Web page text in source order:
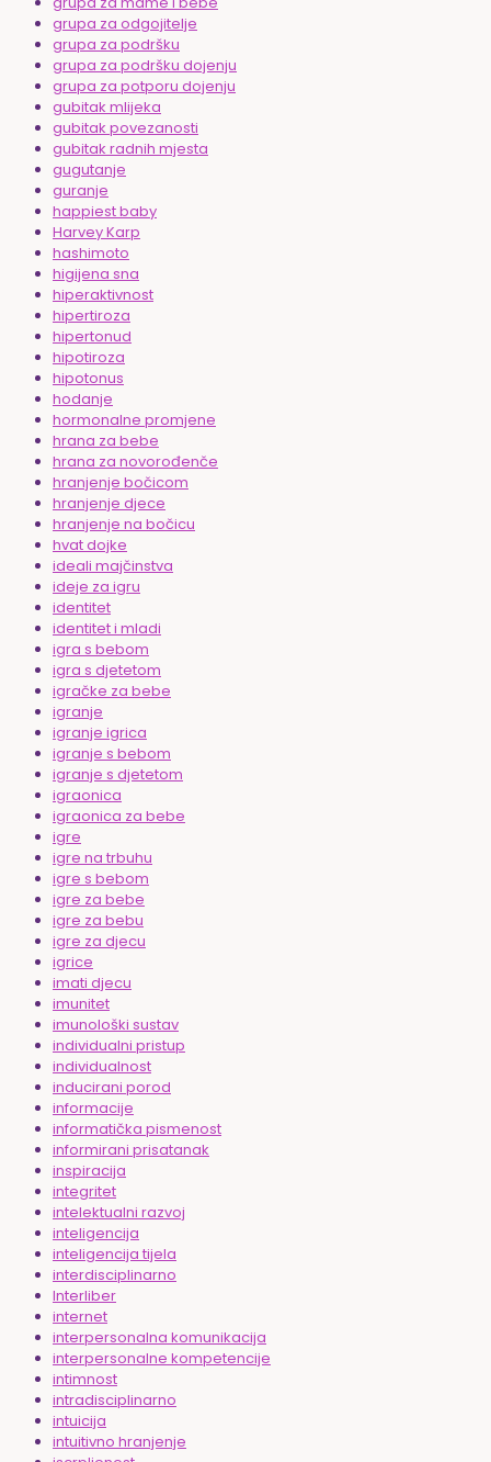
grupa za odgojitelje
grupa za podršku
grupa za podršku dojenju
grupa za potporu dojenju
gubitak mlijeka
gubitak povezanosti
gubitak radnih mjesta
gugutanje
guranje
happiest baby
Harvey Karp
hashimoto
higijena sna
hiperaktivnost
hipertiroza
hipertonud
hipotiroza
hipotonus
hodanje
hormonalne promjene
hrana za bebe
hrana za novorođenče
hranjenje bočicom
hranjenje djece
hranjenje na bočicu
hvat dojke
ideali majčinstva
ideje za igru
identitet
identitet i mladi
igra s bebom
igra s djetetom
igračke za bebe
igranje
igranje igrica
igranje s bebom
igranje s djetetom
igraonica
igraonica za bebe
igre
igre na trbuhu
igre s bebom
igre za bebe
igre za bebu
igre za djecu
igrice
imati djecu
imunitet
imunološki sustav
individualni pristup
individualnost
inducirani porod
informacije
informatička pismenost
informirani prisatanak
inspiracija
integritet
intelektualni razvoj
inteligencija
inteligencija tijela
interdisciplinarno
Interliber
internet
interpersonalna komunikacija
interpersonalne kompetencije
intimnost
intradisciplinarno
intuicija
intuitivno hranjenje